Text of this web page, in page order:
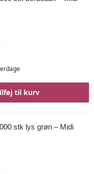
til kurv
stk lys grøn – Midi